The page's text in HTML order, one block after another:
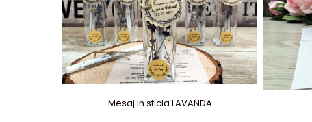
Mesaj in sticla LAVANDA